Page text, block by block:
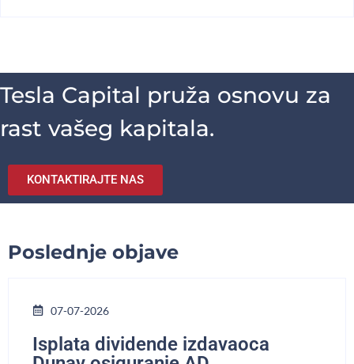
Tesla Capital pruža osnovu za
rast vašeg kapitala.
KONTAKTIRAJTE NAS
Poslednje objave
07-07-2026
Isplata dividende izdavaoca